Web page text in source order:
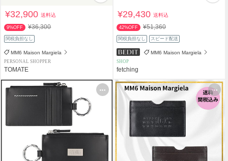
¥32,900送料込
9%OFF ¥36,300
関税負担なし
MM6 Maison Margiela
PERSONAL SHOPPER
TOMATE
¥29,430送料込
42%OFF ¥51,360
関税負担なし スピード配送
MM6 Maison Margiela
SHOP
fetching